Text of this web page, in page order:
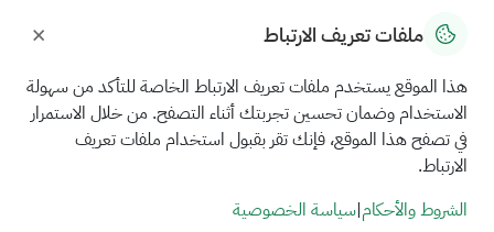
جميع الحقوق محفوظة للجامعة السعودية الإلكترونية © 2026
ملفات تعريف الارتباط ×
هذا الموقع يستخدم ملفات تعريف الارتباط الخاصة للتأكد من سهولة
الاستخدام وضمان تحسين تجربتك أثناء التصفح. من خلال الاستمرار
في تصفح هذا الموقع، فإنك تقر بقبول استخدام ملفات تعريف
الارتباط.
الشروط والأحكام|سياسة الخصوصية